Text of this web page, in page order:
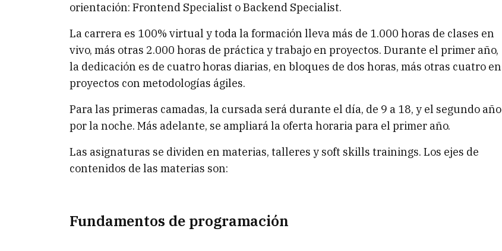
orientación: Frontend Specialist o Backend Specialist.
La carrera es 100% virtual y toda la formación lleva más de 1.000 horas de clases en
vivo, más otras 2.000 horas de práctica y trabajo en proyectos. Durante el primer año,
la dedicación es de cuatro horas diarias, en bloques de dos horas, más otras cuatro en
proyectos con metodologías ágiles.
Para las primeras camadas, la cursada será durante el día, de 9 a 18, y el segundo año
por la noche. Más adelante, se ampliará la oferta horaria para el primer año.
Las asignaturas se dividen en materias, talleres y soft skills trainings. Los ejes de
contenidos de las materias son:
Fundamentos de programación